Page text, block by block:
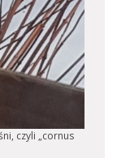
czyli „cornus